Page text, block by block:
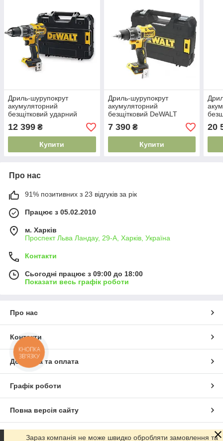
Дриль-шурупокрут
акумуляторний
безщітковий ударний
DeWALT DCD796NT
12 399 ₴
Купити
Дриль-шурупокрут
акумуляторний
безщітковий DeWALT
DCD792NT
7 390₴
Купити
20
Про нас
91% позитивних з 23 відгуків за рік
Працює з 05.02.2010
м. Харків
Проспект Льва Ландау, 29-А, Харків, Україна
Контакти
Сьогодні працює з 09:00 до 18:00
Показати весь графік роботи
Про нас
Контакти
Доставка та оплата
Графік роботи
Повна версія сайту
Сайт створено на маркетплейсіProm.ua
Зараз компанія не може швидко обробляти замовлення та
КНОПКА
ЗВ'ЯЗКУ